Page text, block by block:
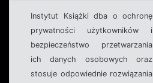
Instytut Książki dba o ochronę
prywatności użytkowników i
bezpieczeństwo przetwarzania
ich danych osobowych oraz
stosuje odpowiednie rozwiązania